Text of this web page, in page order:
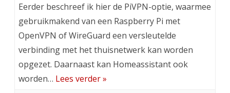
Eerder beschreef ik hier de PiVPN-optie, waarmee
gebruikmakend van een Raspberry Pi met
OpenVPN of WireGuard een versleutelde
verbinding met het thuisnetwerk kan worden
opgezet. Daarnaast kan Homeassistant ook
worden… Lees verder »